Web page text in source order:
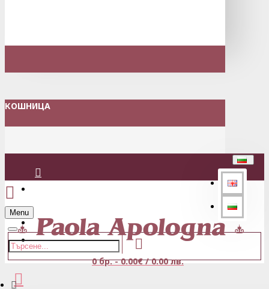
КОШНИЦА
Регистрация
Menu
0 бр. - 0.00€ / 0.00 лв.